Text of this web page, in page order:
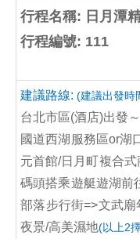
行程名稱: 日月潭
行程編號: 111
建議路線: (建議出發時
台北市區(酒店)出發～
國道西湖服務區or湖
元首館/日月町複合式
碼頭搭乘遊艇遊湖前
部落步行街=>文武
夜景/高美濕地(以上2